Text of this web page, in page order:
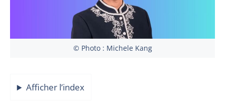
© Photo : Michele Kang
Afficher l’index